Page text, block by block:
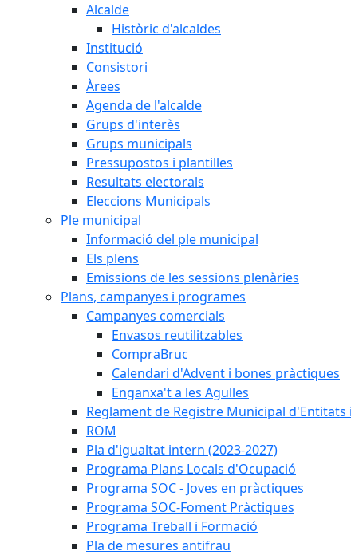
Alcalde
Històric d'alcaldes
Institució
Consistori
Àrees
Agenda de l'alcalde
Grups d'interès
Grups municipals
Pressupostos i plantilles
Resultats electorals
Eleccions Municipals
Ple municipal
Informació del ple municipal
Els plens
Emissions de les sessions plenàries
Plans, campanyes i programes
Campanyes comercials
Envasos reutilitzables
CompraBruc
Calendari d'Advent i bones pràctiques
Enganxa't a les Agulles
Reglament de Registre Municipal d'Entitats
ROM
Pla d'igualtat intern (2023-2027)
Programa Plans Locals d'Ocupació
Programa SOC - Joves en pràctiques
Programa SOC-Foment Pràctiques
Programa Treball i Formació
Pla de mesures antifrau